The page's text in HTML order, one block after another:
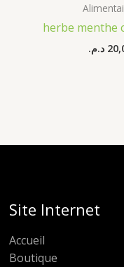
herbe menthe
د.م.
Site Internet
Accueil
Boutique